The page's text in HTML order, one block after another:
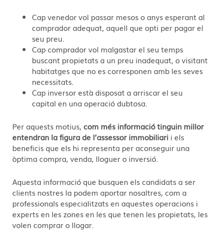
Cap venedor vol passar mesos o anys esperant al
comprador adequat, aquell que opti per pagar el
seu preu.
Cap comprador vol malgastar el seu temps
buscant propietats a un preu inadequat, o visitant
habitatges que no es corresponen amb les seves
necessitats.
Cap inversor està disposat a arriscar el seu
capital en una operació dubtosa.
Per aquests motius, com més informació tinguin millor
entendran la figura de l’assessor immobiliari i els
beneficis que els hi representa per aconseguir una
òptima compra, venda, lloguer o inversió.
Aquesta informació que busquen els candidats a ser
clients nostres la podem aportar nosaltres, com a
professionals especialitzats en aquestes operacions i
experts en les zones en les que tenen les propietats, les
volen comprar o llogar.